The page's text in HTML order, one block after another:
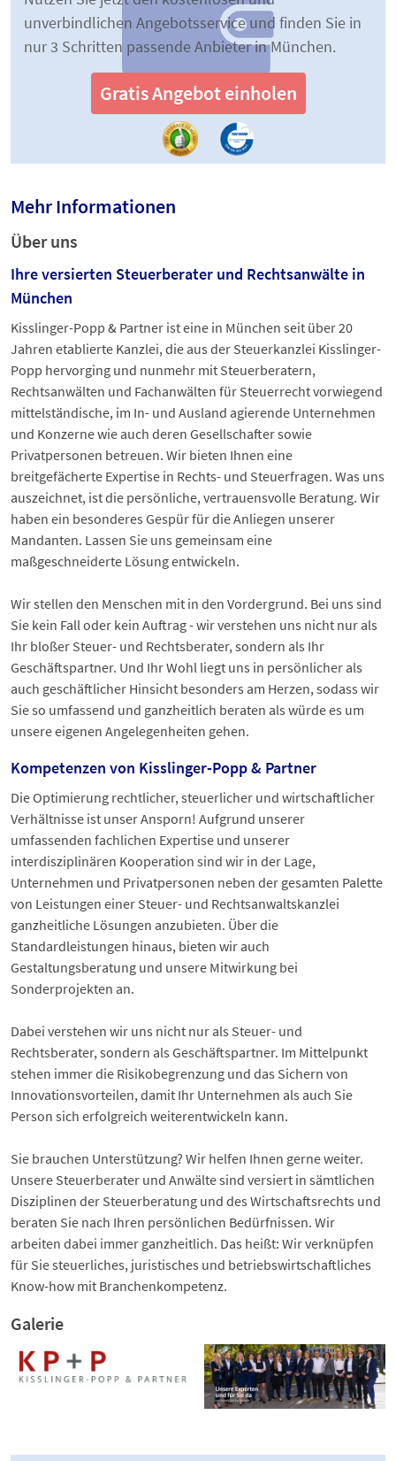
unverbindlichen Angebotsservice und finden Sie in
nur 3 Schritten passende Anbieter in München.
Gratis Angebot einholen
Mehr Informationen
Über uns
Ihre versierten Steuerberater und Rechtsanwälte in
München
Kisslinger-Popp & Partner ist eine in München seit über 20
Jahren etablierte Kanzlei, die aus der Steuerkanzlei Kisslinger-
Popp hervorging und nunmehr mit Steuerberatern,
Rechtsanwälten und Fachanwälten für Steuerrecht vorwiegend
mittelständische, im In- und Ausland agierende Unternehmen
und Konzerne wie auch deren Gesellschafter sowie
Privatpersonen betreuen. Wir bieten Ihnen eine
breitgefächerte Expertise in Rechts- und Steuerfragen. Was uns
auszeichnet, ist die persönliche, vertrauensvolle Beratung. Wir
haben ein besonderes Gespür für die Anliegen unserer
Mandanten. Lassen Sie uns gemeinsam eine
maßgeschneiderte Lösung entwickeln.
Wir stellen den Menschen mit in den Vordergrund. Bei uns sind
Sie kein Fall oder kein Auftrag - wir verstehen uns nicht nur als
Ihr bloßer Steuer- und Rechtsberater, sondern als Ihr
Geschäftspartner. Und Ihr Wohl liegt uns in persönlicher als
auch geschäftlicher Hinsicht besonders am Herzen, sodass wir
Sie so umfassend und ganzheitlich beraten als würde es um
unsere eigenen Angelegenheiten gehen.
Kompetenzen von Kisslinger-Popp & Partner
Die Optimierung rechtlicher, steuerlicher und wirtschaftlicher
Verhältnisse ist unser Ansporn! Aufgrund unserer
umfassenden fachlichen Expertise und unserer
interdisziplinären Kooperation sind wir in der Lage,
Unternehmen und Privatpersonen neben der gesamten Palette
von Leistungen einer Steuer- und Rechtsanwaltskanzlei
ganzheitliche Lösungen anzubieten. Über die
Standardleistungen hinaus, bieten wir auch
Gestaltungsberatung und unsere Mitwirkung bei
Sonderprojekten an.
Dabei verstehen wir uns nicht nur als Steuer- und
Rechtsberater, sondern als Geschäftspartner. Im Mittelpunkt
stehen immer die Risikobegrenzung und das Sichern von
Innovationsvorteilen, damit Ihr Unternehmen als auch Sie
Person sich erfolgreich weiterentwickeln kann.
Sie brauchen Unterstützung? Wir helfen Ihnen gerne weiter.
Unsere Steuerberater und Anwälte sind versiert in sämtlichen
Disziplinen der Steuerberatung und des Wirtschaftsrechts und
beraten Sie nach Ihren persönlichen Bedürfnissen. Wir
arbeiten dabei immer ganzheitlich. Das heißt: Wir verknüpfen
für Sie steuerliches, juristisches und betriebswirtschaftliches
Know-how mit Branchenkompetenz.
Galerie